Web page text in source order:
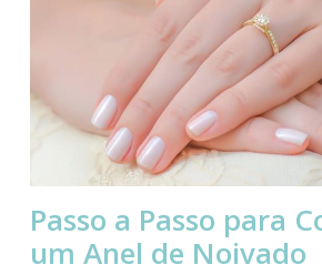
Passo a Passo para
um Anel de Noivado